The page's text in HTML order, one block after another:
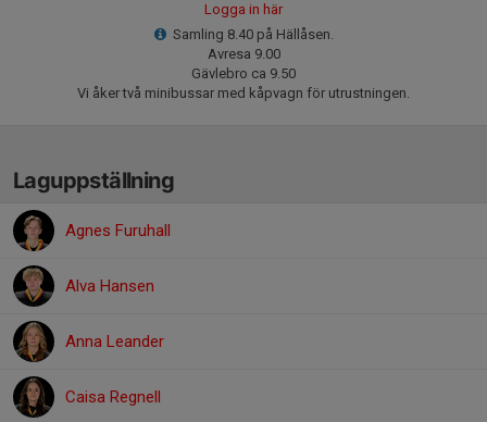
Logga in här
Samling 8.40 på Hällåsen.
Avresa 9.00
Gävlebro ca 9.50
Vi åker två minibussar med kåpvagn för utrustningen.
Laguppställning
Agnes Furuhall
Alva Hansen
Anna Leander
Caisa Regnell